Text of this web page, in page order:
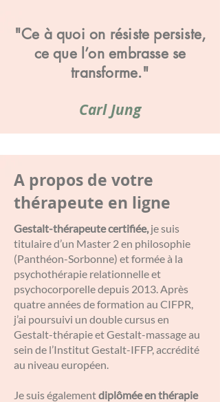
"Ce à quoi on résiste persiste,
ce que l’on embrasse se
transforme."
Carl Jung
A propos de votre
thérapeute en ligne
Gestalt-thérapeute certifiée,je suis
titulaire d’un Master 2 en philosophie
(Panthéon-Sorbonne) et formée à la
psychothérapie relationnelle et
psychocorporelle depuis 2013. Après
quatre années de formation au CIFPR,
j’ai poursuivi un double cursus en
Gestalt-thérapie et Gestalt-massage au
sein de l’Institut Gestalt-IFFP, accrédité
au niveau européen.
Je suis égalementdiplômée en thérapie